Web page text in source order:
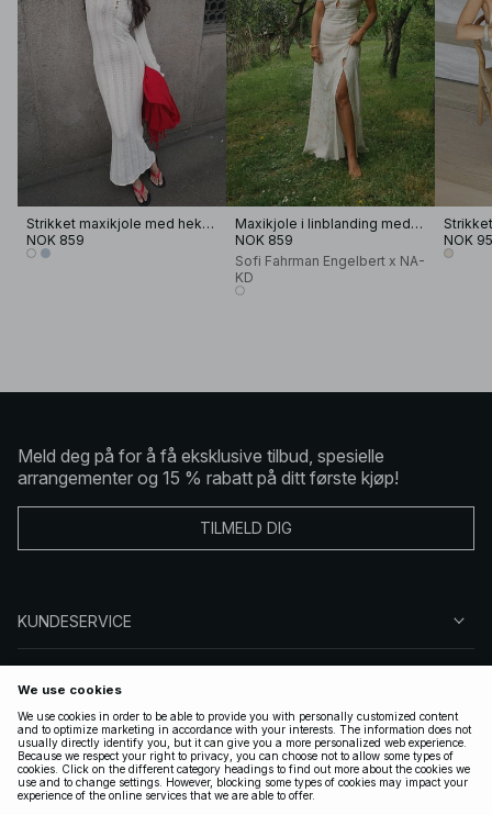
Strikket maxikjole med hekling
NOK 859
Maxikjole i linblanding med trykk
NOK 859
Sofi Fahrman Engelbert x NA-
KD
NOK
Meld deg på for å få eksklusive tilbud, spesielle
arrangementer og 15 % rabatt på ditt første kjøp!
TILMELD DIG
KUNDESERVICE
FØLG OSS
LOVLIG